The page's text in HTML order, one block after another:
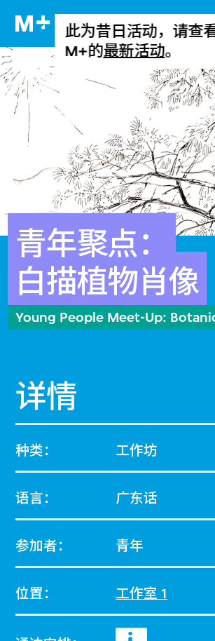
此为昔日活动，请查
M+的最新活动。
青年聚点：
白描植物肖像
Young People Meet-Up:
详情
种类： 工作坊
语言： 广东话
参加者： 青年
位置： 工作室 1